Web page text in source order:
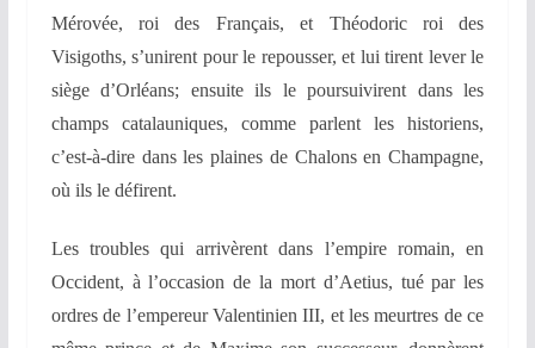
Mérovée, roi des Français, et Théodoric roi des
Visigoths, s’unirent pour le repousser, et lui tirent lever le
siège d’Orléans; ensuite ils le poursuivirent dans les
champs catalauniques, comme parlent les historiens,
c’est-à-dire dans les plaines de Chalons en Champagne,
où ils le défirent.
Les troubles qui arrivèrent dans l’empire romain, en
Occident, à l’occasion de la mort d’Aetius, tué par les
ordres de l’empereur Valentinien III, et les meurtres de ce